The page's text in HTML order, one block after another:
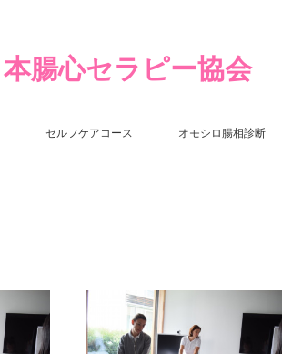
本腸心セラピー協会
セルフケアコース オモシロ腸相診断